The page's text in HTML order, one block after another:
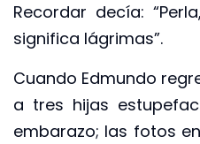
Recordar decía:
significa lágrimas”.
Cuando Edmundo
a tres hijas
embarazo; las fotos